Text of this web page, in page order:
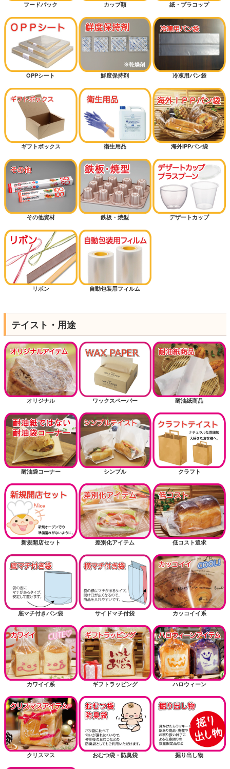
フードパック カップ類 紙・プラコップ
OPPシート 鮮度保持剤 冷凍用パン袋
ギフトボックス 衛生用品 海外IPPパン袋
その他資材 鉄板・焼型 デザートカップ
リボン 自動包装用フィルム
テイスト・用途
オリジナル ワックスペーパー 耐油紙商品
耐油袋コーナー シンプル クラフト
新規開店セット 差別化アイテム 低コスト追求
底マチ付きパン袋 サイドマチ付袋 カッコイイ系
カワイイ系 ギフトラッピング ハロウィーン
クリスマス おむつ袋・防臭袋 掘り出し物